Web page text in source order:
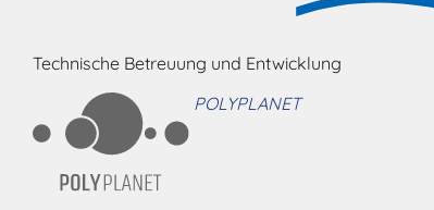
Technische Betreuung und Entwicklung
POLYPLANET